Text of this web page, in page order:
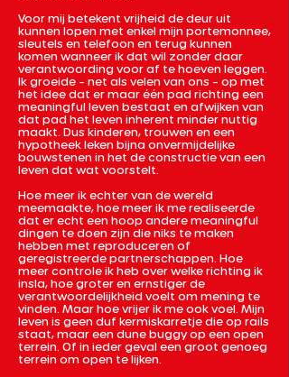
Voor mij betekent vrijheid de deur uit
kunnen lopen met enkel mijn portemonnee,
sleutels en telefoon en terug kunnen
komen wanneer ik dat wil zonder daar
verantwoording voor af te hoeven leggen.
Ik groeide – net als velen van ons – op met
het idee dat er maar één pad richting een
meaningful leven bestaat en afwijken van
dat pad het leven inherent minder nuttig
maakt. Dus kinderen, trouwen en een
hypotheek leken bijna onvermijdelijke
bouwstenen in het de constructie van een
leven dat wat voorstelt.
Hoe meer ik echter van de wereld
meemaakte, hoe meer ik me realiseerde
dat er echt een hoop andere meaningful
dingen te doen zijn die niks te maken
hebben met reproduceren of
geregistreerde partnerschappen. Hoe
meer controle ik heb over welke richting ik
insla, hoe groter en ernstiger de
verantwoordelijkheid voelt om mening te
vinden. Maar hoe vrijer ik me ook voel. Mijn
leven is geen duf kermiskarretje die op rails
staat, maar een dune buggy op een open
terrein. Of in ieder geval een groot genoeg
terrein om open te lijken.